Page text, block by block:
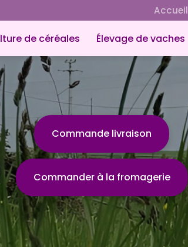
Accueil
de céréales Élevage de vaches
Commande livraison
Commander à la fromagerie